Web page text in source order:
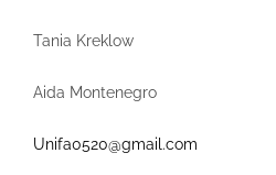
Tania Kreklow
Aida Montenegro
Unifa0520@gmail.com